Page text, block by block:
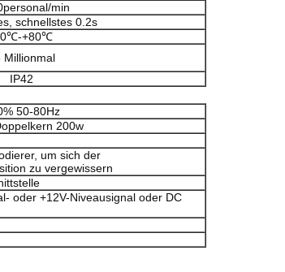
min
schnellstes 0.2s
+80℃
Millionmal
IP42
50-80Hz
200w
um sich der
zu vergewissern
oder +12V-Niveausignal oder DC